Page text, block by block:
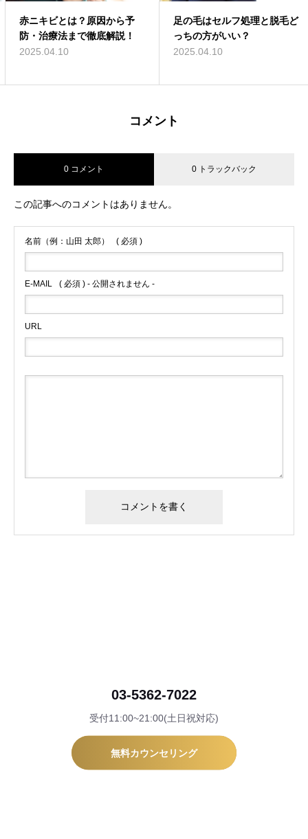
赤ニキビとは？原因から予
防・治療法まで徹底解説！
2025.04.10
足の毛はセルフ処理と脱毛ど
っちの方がいい？
2025.04.10
コメント
0 コメント 0 トラックバック
この記事へのコメントはありません。
名前（例：山田 太郎） ( 必須 )
E-MAIL ( 必須 ) - 公開されません -
URL
03-5362-7022
受付11:00~21:00(土日祝対応)
無料カウンセリング